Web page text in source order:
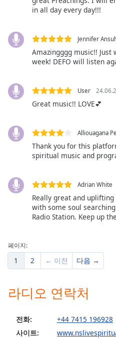
Reset
End
in all day every day!!!
Jennifer
Amazingggg music!!
week! DEFO will listen
User
Great music!! LOVE💕
Alliouagana
Thank you for this
spiritual music and
Adrian White
Really great and
with some soul
Radio Station. Keep up
페이지:
1 2 ← 이전 다음 →
라디오 연락처
전화:
+44 7415 196928
사이트: